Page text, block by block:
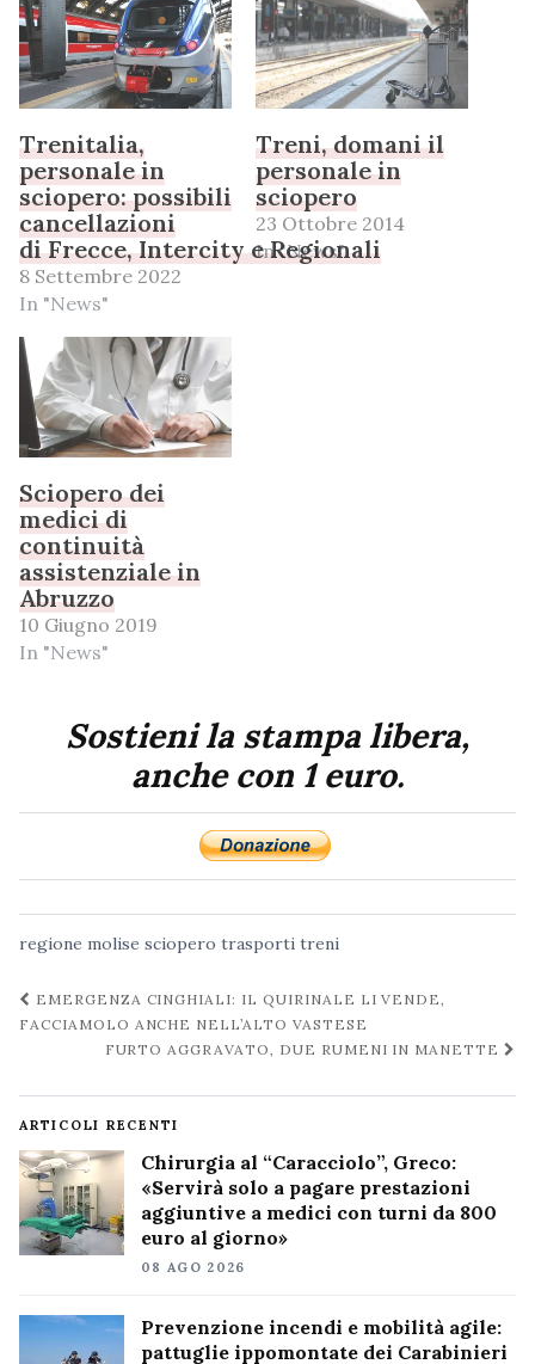
Trenitalia,
personale in
sciopero: possibili
cancellazioni
di Frecce, Intercity e Regionali
8 Settembre 2022
In "News"
Treni, domani il
personale in
sciopero
23 Ottobre 2014
In "News"
Sciopero dei
medici di
continuità
assistenziale in
Abruzzo
10 Giugno 2019
In "News"
Sostieni la stampa libera,
anche con 1 euro.
regione molise sciopero trasporti treni
Navigazione
post
EMERGENZA CINGHIALI: IL QUIRINALE LI VENDE,
FACCIAMOLO ANCHE NELL’ALTO VASTESE
FURTO AGGRAVATO, DUE RUMENI IN MANETTE
ARTICOLI RECENTI
Chirurgia al “Caracciolo”, Greco:
«Servirà solo a pagare prestazioni
aggiuntive a medici con turni da 800
euro al giorno»
08 AGO 2026
Prevenzione incendi e mobilità agile:
pattuglie ippomontate dei Carabinieri